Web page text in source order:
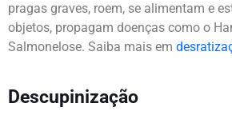
pragas graves, roem, se alimentam e
objetos, propagam doenças como o
Salmonelose. Saiba mais em
Descupinização